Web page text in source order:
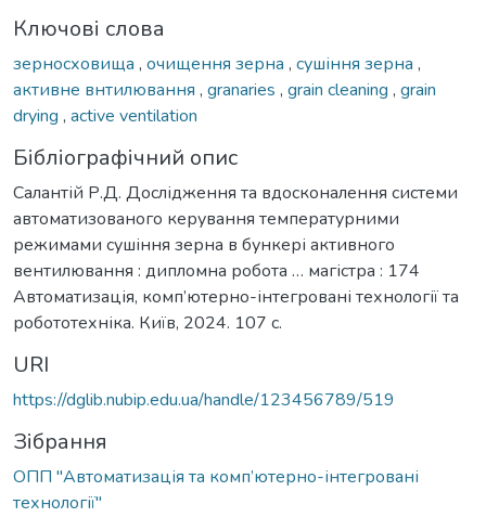
Ключові слова
зерносховища , очищення зерна , сушіння зерна ,
активне внтилювання , granaries , grain cleaning , grain
drying , active ventilation
Бібліографічний опис
Салантій Р.Д. Дослідження та вдосконалення системи
автоматизованого керування температурними
режимами сушіння зерна в бункері активного
вентилювання : дипломна робота … магістра : 174
Автоматизація, комп’ютерно-інтегровані технології та
робототехніка. Київ, 2024. 107 с.
URI
https://dglib.nubip.edu.ua/handle/123456789/519
Зібрання
ОПП "Автоматизація та комп’ютерно-інтегровані
технології"